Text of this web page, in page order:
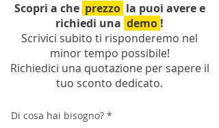
Scopri a che prezzo la puoi avere e
richiedi una demo !
Scrivici subito ti risponderemo nel
minor tempo possibile!
Richiedici una quotazione per sapere il
tuo sconto dedicato.
Di cosa hai bisogno? *